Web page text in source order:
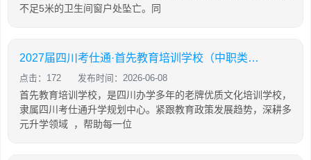
不足5米的卫生间窗户处坠亡。同
2027届四川考仕通·首先教育培训学校（中职类）招生简章
点击：172 发布时间：2026-06-08
首先教育培训学校，是四川办学多年的老牌优质文化培训学校，
隶属四川考仕通升学规划中心。紧跟教育政策发展趋势，深耕多
元升学领域 ，帮助每一位